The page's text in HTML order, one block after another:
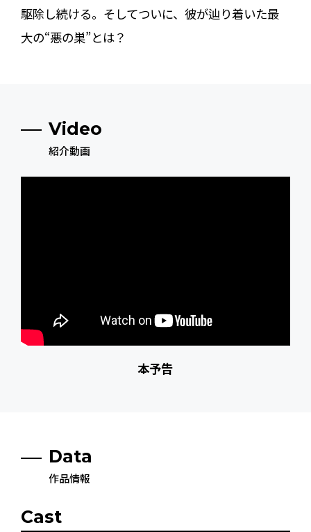
駆除し続ける。そしてついに、彼が辿り着いた最
大の“悪の巣”とは――？
Video
紹介動画
本予告
Data
作品情報
Cast